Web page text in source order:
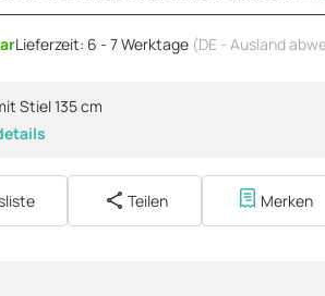
Lieferzeit: 6 - 7 Werktage (DE - Ausland
Stiel 135 cm
Teilen Merken